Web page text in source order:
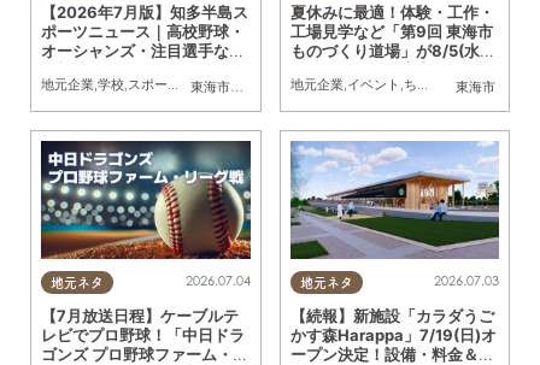
東海市
,大府市 知多市,東浦町,阿久比町,半田市,常滑市
【2026年7月版】知多半島ス
ポーツニュース｜高校野球・
オーシャンズ・注目選手など
最新情報まとめ
地元企業,学校,スポーツ 家族,おひとりさま,友人,トレンド 東海市
夏休みに最適！体験・工作・
工場見学など「第9回 東海市
ものづくり道場」が8/5(水)
開催／ちたまる広告
地元企業,イベント ,ちたまる広告 ,親子
地元ネタ 2026.07.04
【7月放送日程】ケーブルテ
レビでプロ野球！「中日ドラ
ゴンズ プロ野球ファーム・リ
地元ネタ 2026.07.03
【続報】新施設「カラダうご
かす森Harappa」7/19(日)オ
ープン決定！設備・料金＆公